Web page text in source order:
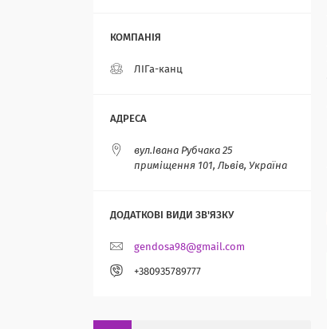
ЛІГа-канц
вул.Івана Рубчака 25
приміщення 101, Львів, Україна
gendosa98@gmail.com
+380935789777